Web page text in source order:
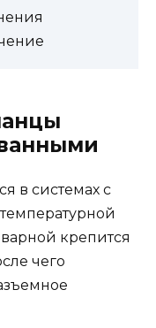
в системах с
крепится
чего